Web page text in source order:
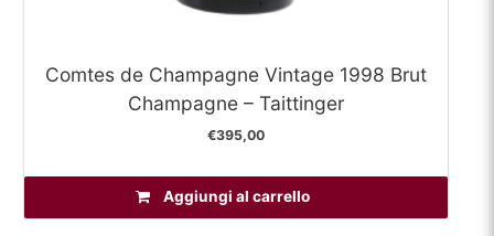
Comtes de Champagne Vintage 1998 Brut
Champagne – Taittinger
€395,00
Aggiungi al carrello